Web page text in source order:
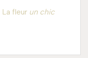
La fleur un chic